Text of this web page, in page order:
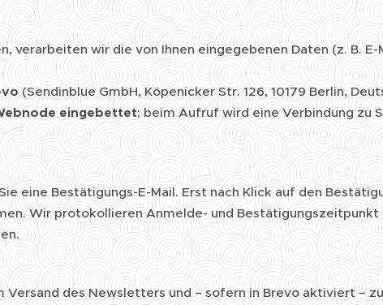
verarbeiten wir die von Ihnen eingegebenen Daten (z. B.
(Sendinblue GmbH, Köpenicker Str. 126, 10179 Berlin,
eingebettet; beim Aufruf wird eine Verbindung zu
eine Bestätigungs-E-Mail. Erst nach Klick auf den
Wir protokollieren Anmelde- und Bestätigungszeitpunkt
Versand des Newsletters und – sofern in Brevo aktiviert –